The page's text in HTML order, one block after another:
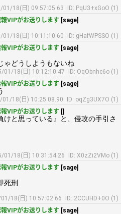
01/18(日) 09:57:05.63
ID: PqU3+xGoO (1)
VIPがお送りします [sage]
01/18(日) 10:11:10.60
ID: gHafWPSSO (1)
VIPがお送りします [sage]
ゃどうしようもないね
01/18(日) 10:12:10.47
ID: OqObnhc6o (1)
VIPがお送りします [sage]
01/18(日) 10:25:08.90
ID: oqZg3UX7O (1)
VIPがお送りします []
と思っている』と、侵攻の手引さ
01/18(日) 10:31:54.26
ID: X0zZi2VMo (1)
VIPがお送りします [sage]
死刑
18(日) 10:57:02.66
ID: 2CCUHD+0O (1)
VIPがお送りします [sage]